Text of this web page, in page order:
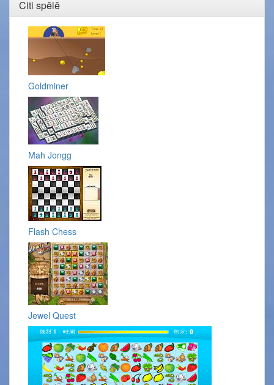
Citi spēlē
Goldminer
Mah Jongg
Flash Chess
Jewel Quest